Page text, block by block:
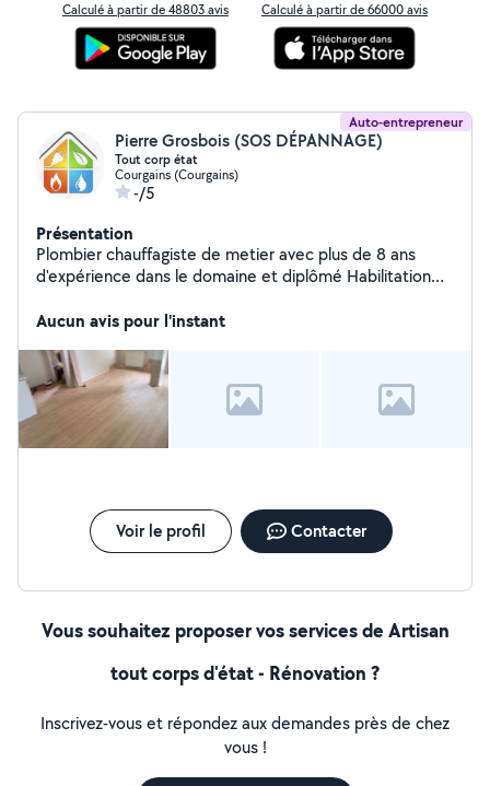
Calculé à partir de 48803 avis Calculé à partir de 66000 avis
Auto-entrepreneur
Pierre Grosbois (SOS DÉPANNAGE)
Tout corp état
Courgains (Courgains)
-/5
Présentation
Plombier chauffagiste de metier avec plus de 8 ans
d'expérience dans le domaine et diplômé Habilitation
ce sois de la dalle au plafond je ferai votre maison un
abordable
Aucun avis pour l'instant
Voir le profil Contacter
Vous souhaitez proposer vos services de Artisan
tout corps d'état - Rénovation ?
Inscrivez-vous et répondez aux demandes près de chez
vous !